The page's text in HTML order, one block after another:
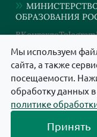
Мы используем
сайта, а также
посещаемости.
обработку данных
политике
Принять
ОБРАЗОВАНИЯ
ВКонтактеTelegram
АНО ДПО "ИНСТИТУТ